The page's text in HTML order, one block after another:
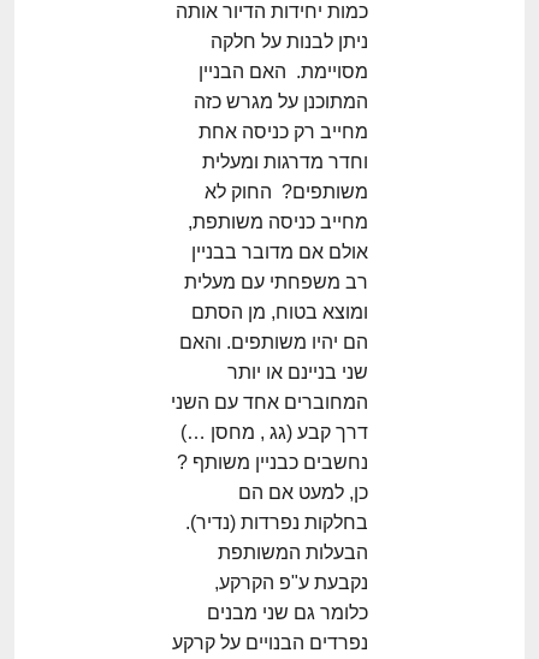
כמות יחידות הדיור אותה
ניתן לבנות על חלקה
מסויימת. האם הבניין
המתוכנן על מגרש כזה
מחייב רק כניסה אחת
וחדר מדרגות ומעלית
משותפים? החוק לא
מחייב כניסה משותפת,
אולם אם מדובר בבניין
רב משפחתי עם מעלית
ומוצא בטוח, מן הסתם
הם יהיו משותפים. והאם
שני בניינם או יותר
המחוברים אחד עם השני
דרך קבע (גג , מחסן …)
נחשבים כבניין משותף ?
כן, למעט אם הם
בחלקות נפרדות (נדיר).
הבעלות המשותפת
נקבעת ע"פ הקרקע,
כלומר גם שני מבנים
נפרדים הבנויים על קרקע